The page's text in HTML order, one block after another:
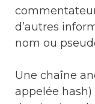
d’autres
nom ou
Une chaîne
appelée